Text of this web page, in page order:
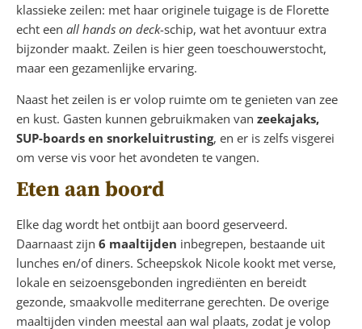
klassieke zeilen: met haar originele tuigage is de Florette
echt een all hands on deck-schip, wat het avontuur extra
bijzonder maakt. Zeilen is hier geen toeschouwerstocht,
maar een gezamenlijke ervaring.
Naast het zeilen is er volop ruimte om te genieten van zee
en kust. Gasten kunnen gebruikmaken van zeekajaks,
SUP-boards en snorkeluitrusting, en er is zelfs visgerei
om verse vis voor het avondeten te vangen.
Eten aan boord
Elke dag wordt het ontbijt aan boord geserveerd.
Daarnaast zijn 6 maaltijden inbegrepen, bestaande uit
lunches en/of diners. Scheepskok Nicole kookt met verse,
lokale en seizoensgebonden ingrediënten en bereidt
gezonde, smaakvolle mediterrane gerechten. De overige
maaltijden vinden meestal aan wal plaats, zodat je volop